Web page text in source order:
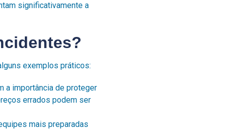
significativamente a
exemplos práticos:
a importância de proteger
errados podem ser
mais preparadas